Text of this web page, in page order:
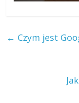
← Czym jest